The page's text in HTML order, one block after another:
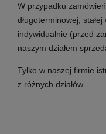
W przypadku
długoterminowej,
indywidualnie (przed
naszym działem
Tylko w naszej firmie
z różnych działów.